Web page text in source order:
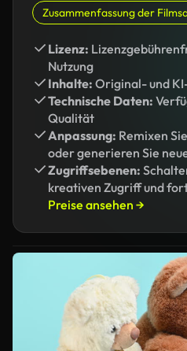
Zusammenfassung der
Lizenz:
Nutzung
Inhalte: Original- und
Technische Daten:
Qualität
Anpassung: Remixen
oder generieren Sie
Zugriffsebenen:
kreativen Zugriff und
Preise ansehen →